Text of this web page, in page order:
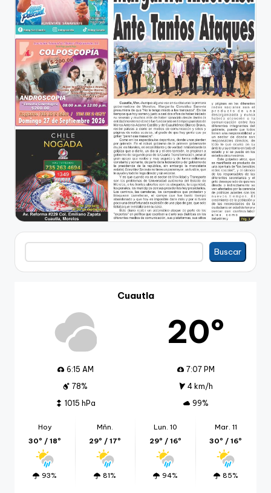
Buscar
Buscar
Cuautla
20º
6:15 AM
7:07 PM
78%
4 km/h
1015 hPa
99%
Hoy
30º / 18º
93%
Mñn.
29º / 17º
81%
Lun. 10
29º / 16º
94%
Mar. 11
30º / 16º
85%